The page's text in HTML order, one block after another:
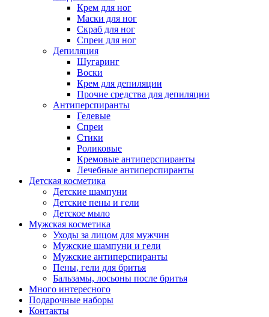
Крем для ног
Маски для ног
Скраб для ног
Спреи для ног
Депиляция
Шугаринг
Воски
Крем для депиляции
Прочие средства для депиляции
Антиперспиранты
Гелевые
Спреи
Стики
Роликовые
Кремовые антиперспиранты
Лечебные антиперспиранты
Детская косметика
Детские шампуни
Детские пены и гели
Детское мыло
Мужская косметика
Уходы за лицом для мужчин
Мужские шампуни и гели
Мужские антиперспиранты
Пены, гели для бритья
Бальзамы, лосьоны после бритья
Много интересного
Подарочные наборы
Контакты